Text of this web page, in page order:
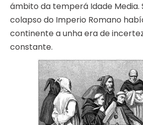
ámbito da temperá Idade Media.
colapso do Imperio Romano
continente a unha era de
constante.